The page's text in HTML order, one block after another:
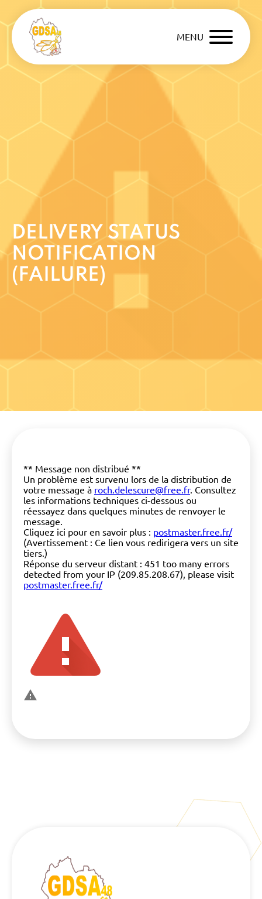
MENU
DELIVERY STATUS
NOTIFICATION
(FAILURE)
** Message non distribué **
Un problème est survenu lors de la distribution de
votre message à roch.delescure@free.fr. Consultez
les informations techniques ci-dessous ou
réessayez dans quelques minutes de renvoyer le
message.
Cliquez ici pour en savoir plus : postmaster.free.fr/
(Avertissement : Ce lien vous redirigera vers un site
tiers.)
Réponse du serveur distant : 451 too many errors
detected from your IP (209.85.208.67), please visit
postmaster.free.fr/